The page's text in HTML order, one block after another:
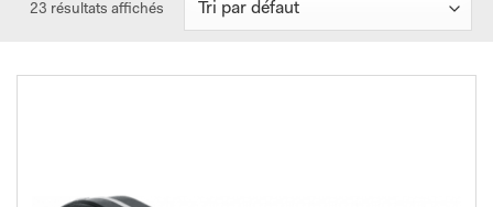
23 résultats affichés